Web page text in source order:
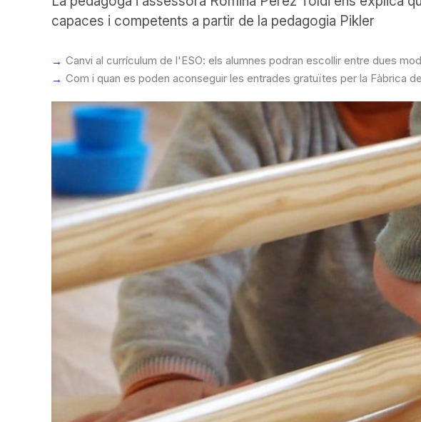
capaces i competents a partir de la pedagogia Pikler
Canvi al currículum de l'ESO: els alumnes podran escollir entre dues
Com i quan es poden aconseguir les entrades gratuïtes per la Fàbrica